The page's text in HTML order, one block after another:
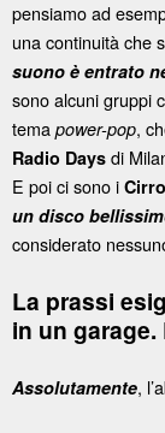
pensiamo ad
una continuità che
suono è entrato
sono alcuni gruppi
tema power-pop,
Radio Days di
E poi ci sono i
un disco
considerato
La prassi
in un
Assolutamente,